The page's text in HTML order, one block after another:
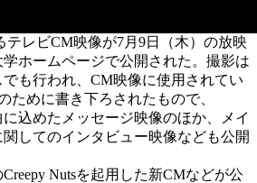
テレビCM映像が7月9日（木）の放映
ホームページで公開された。撮影は
も行われ、CM映像に使用されてい
ために書き下ろされたもので、
に込めたメッセージ映像のほか、メイ
してのインタビュー映像なども公開
Nutsを起用した新CMなどが公